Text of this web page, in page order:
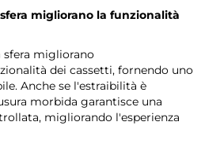
migliorano la funzionalità
sfera migliorano
dei cassetti, fornendo uno
Anche se l'estraibilità è
morbida garantisce una
migliorando l'esperienza